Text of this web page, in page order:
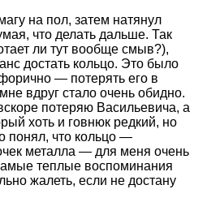
на пол, затем натянул
что делать дальше. Так
ли тут вообще смыв?),
достать кольцо. Это было
— потерять его в
вдруг стало очень обидно.
потеряю Васильевича, а
хоть и говнюк редкий, но
понял, что кольцо —
металла — для меня очень
теплые воспоминания
жалеть, если не достану